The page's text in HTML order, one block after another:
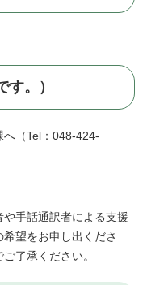
。）
（Tel：048-424-
手話通訳者による支援
望をお申し出くださ
了承ください。